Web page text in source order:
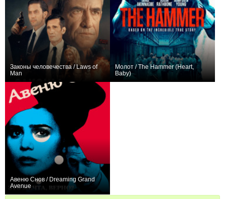
Законы человечества / Laws of
Man
Молот / The Hammer (Heart,
Baby)
Авеню Снов / Dreaming Grand
Avenue